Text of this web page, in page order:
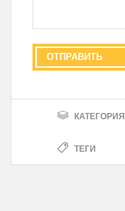
КАТЕГОРИЯ
ТЕГИ